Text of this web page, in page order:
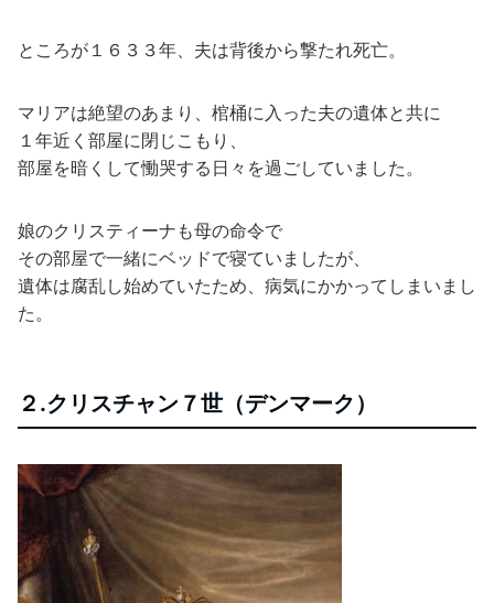
ところが１６３３年、夫は背後から撃たれ死亡。
マリアは絶望のあまり、棺桶に入った夫の遺体と共に
１年近く部屋に閉じこもり、
部屋を暗くして慟哭する日々を過ごしていました。
娘のクリスティーナも母の命令で
その部屋で一緒にベッドで寝ていましたが、
遺体は腐乱し始めていたため、病気にかかってしまいまし
た。
２.クリスチャン７世（デンマーク）